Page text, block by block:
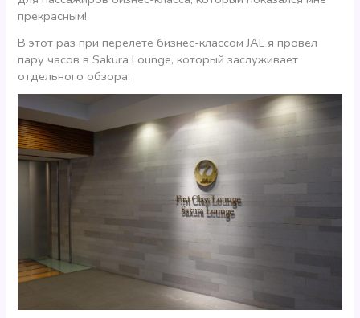
прекрасным!
В этот раз при перелете бизнес-классом JAL я провел
пару часов в Sakura Lounge, который заслуживает
отдельного обзора.